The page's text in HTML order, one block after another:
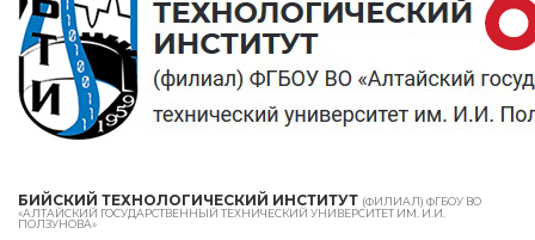
БИЙСКИЙ ТЕХНОЛОГИЧЕСКИЙ ИНСТИТУТ (ФИЛИАЛ) ФГБОУ ВО
«АЛТАЙСКИЙ ГОСУДАРСТВЕННЫЙ ТЕХНИЧЕСКИЙ УНИВЕРСИТЕТ ИМ. И.И.
ПОЛЗУНОВА»